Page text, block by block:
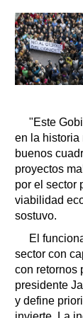
"Este
en la historia
buenos
proyectos
por el sector
viabilidad
sostuvo.
El
sector con
con retornos
presidente
y define